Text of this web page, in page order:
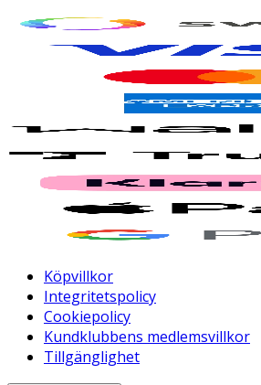
Köpvillkor
Integritetspolicy
Cookiepolicy
Kundklubbens medlemsvillkor
Tillgänglighet